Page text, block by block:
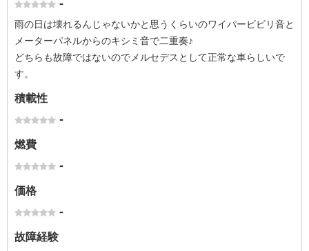
-
雨の日は壊れるんじゃないかと思うくらいのワイパービビリ音と
メーターパネルからのキシミ音で二重奏♪
どちらも故障ではないのでメルセデスとして正常な車らしいで
す。
積載性
-
燃費
-
価格
-
故障経験